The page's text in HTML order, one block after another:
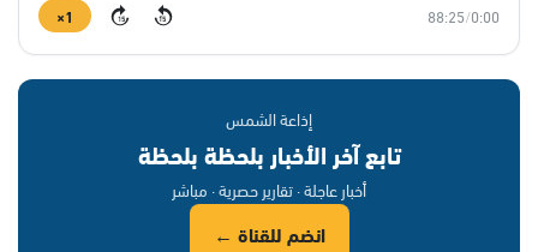
0:00
/
88:25
15
15
1×
إذاعة الشمس
تابع آخر الأخبار بلحظة بلحظة
أخبار عاجلة · تقارير حصرية · مباشر
انضم للقناة ←